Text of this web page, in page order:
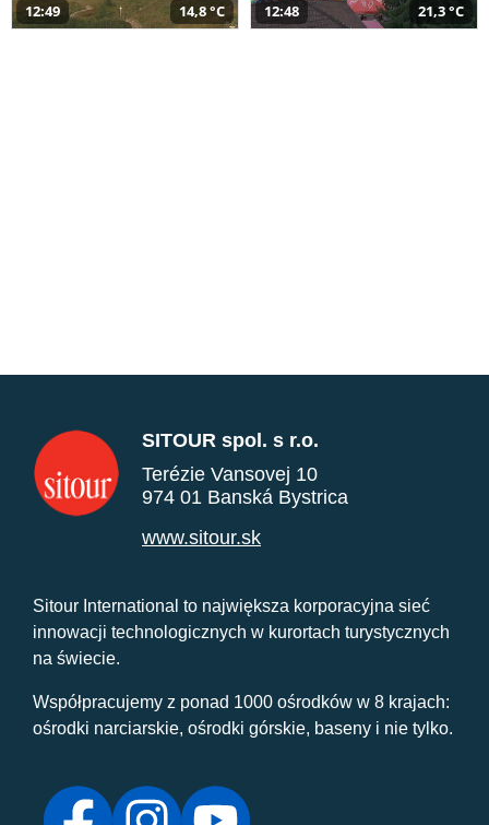
12:49 14,8 °C 12:48 21,3 °C
SITOUR spol. s r.o.
Terézie Vansovej 10
974 01 Banská Bystrica
www.sitour.sk
Sitour International to największa korporacyjna sieć
innowacji technologicznych w kurortach turystycznych
na świecie.
Współpracujemy z ponad 1000 ośrodków w 8 krajach:
ośrodki narciarskie, ośrodki górskie, baseny i nie tylko.